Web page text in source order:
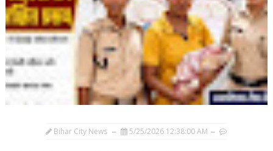
Bihar City News 5/25/2026 12:38:00 AM